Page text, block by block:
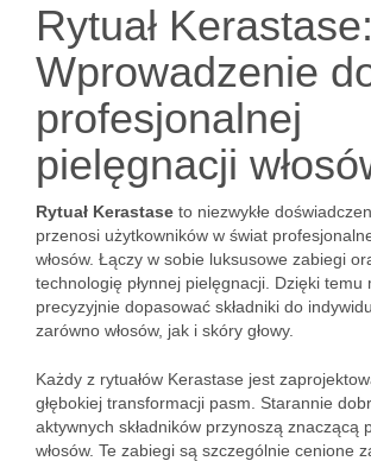
Rytuał Kerastase:
Wprowadzenie
profesjonalnej
pielęgnacji
Rytuał Kerastase to niezwykłe
przenosi użytkowników w świat
włosów. Łączy w sobie luksusowe zabiegi
technologię płynnej pielęgnacji. Dzięki temu
precyzyjnie dopasować składniki do
zarówno włosów, jak i skóry głowy.
Każdy z rytuałów Kerastase jest
głębokiej transformacji pasm. Starannie
aktywnych składników przynoszą znaczącą
włosów. Te zabiegi są szczególnie cenione